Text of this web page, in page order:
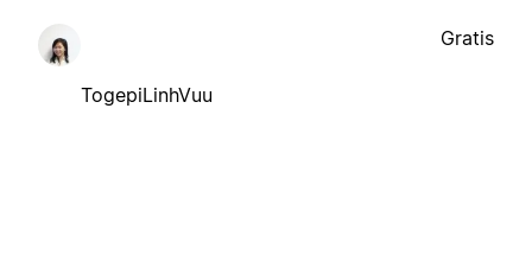
TogepiLinhVuu
Gratis